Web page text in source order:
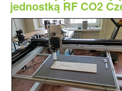
jednostką RF CO2